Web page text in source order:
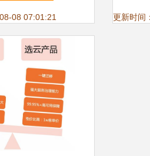
推广服务
08 07:01:21 更新时间